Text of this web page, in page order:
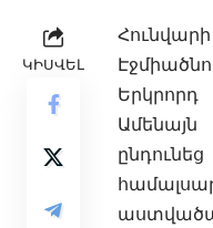
ԿԻՍՎԵԼ